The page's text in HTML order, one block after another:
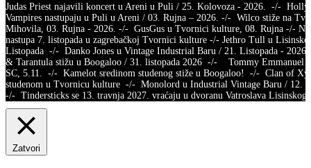
Judas Priest najavili koncert u Areni u Puli / 25. Kolovoza - 2026. -/-
Vampires nastupaju u Puli u Areni / 03. Rujna – 2026. -/- Wilco stiže na
Mihovila, 03. Rujna - 2026. -/- GusGus u Tvornici kulture, 08. Rujna -/-
nastupa 7. listopada u zagrebačkoj Tvornici kulture -/- Jethro Tull u
Listopada -/- Danko Jones u Vintage Industrial Baru / 21. Listopada -
& Tarantula stižu u Boogaloo / 31. listopada 2026 -/- Tommy Emmanuel
SC, 5.11. -/- Kamelot sredinom studenog stiže u Boogaloo! -/- Clan of
studenom u Tvornicu kulture -/- Monolord u Industrial Vintage Baru / 12.
-/- Tindersticks se 13. travnja 2027. vraćaju u dvoranu Vatroslava
Zatvori